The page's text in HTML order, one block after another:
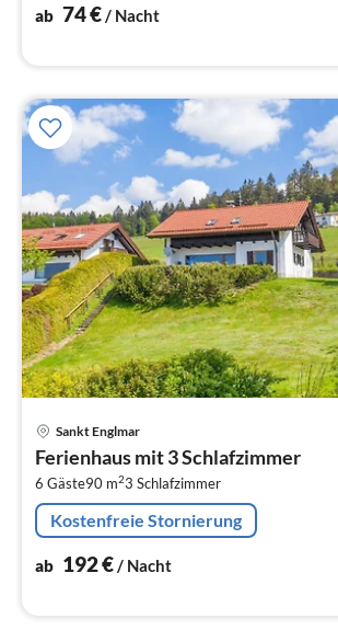
ab 74€/ Nacht
Sankt Englmar
Ferienhaus mit 3 Schlafzimmer
6 Gäste90 m23 Schlafzimmer
Kostenfreie Stornierung
ab 192€/ Nacht